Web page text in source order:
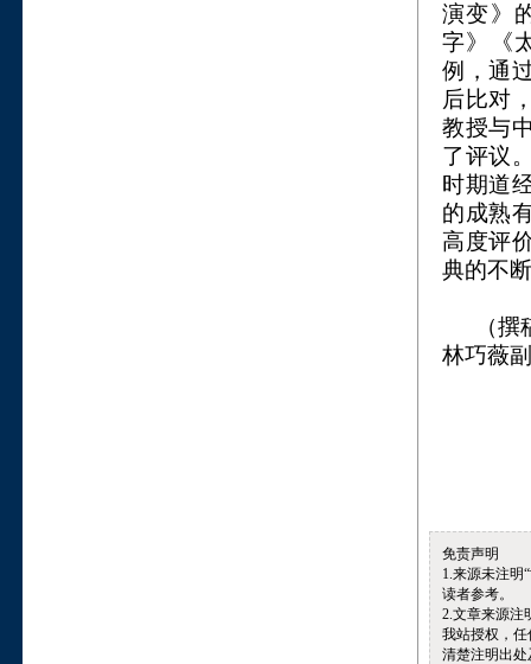
演变》
字》《
例，通
后比对
教授与
了评议
时期道
的成熟
高度评
典的不
（
林巧薇
免责声明
1.来源未注明
读者参考。
2.文章来源注
我站授权，
清楚注明出